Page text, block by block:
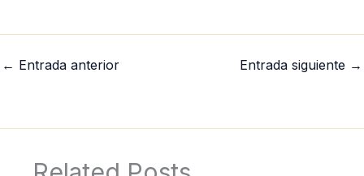
← Entrada anterior Entrada siguiente →